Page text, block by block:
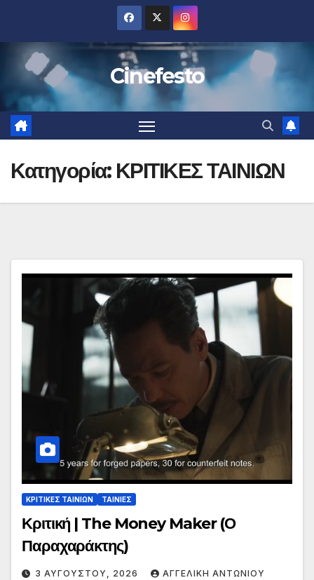
περιεχόμενο
Cinefesto
Κατηγορία: ΚΡΙΤΙΚΕΣ ΤΑΙΝΙΩΝ
ΚΡΙΤΙΚΕΣ ΤΑΙΝΙΩΝ ΤΑΙΝΙΕΣ
Κριτική | The Money Maker (Ο
Παραχαράκτης)
3 ΑΥΓΟΎΣΤΟΥ, 2026 ΑΓΓΕΛΙΚΉ ΑΝΤΩΝΊΟΥ